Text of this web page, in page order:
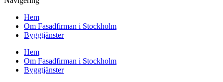
Hem
Om Fasadfirman i Stockholm
Byggtjänster
Hem
Om Fasadfirman i Stockholm
Byggtjänster